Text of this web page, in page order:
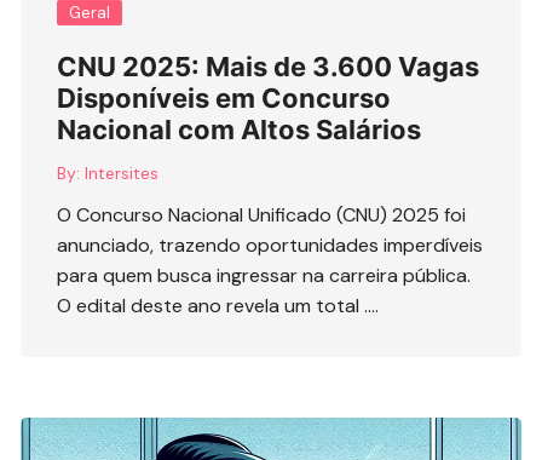
Geral
CNU 2025: Mais de 3.600 Vagas
Disponíveis em Concurso
Nacional com Altos Salários
By: Intersites
O Concurso Nacional Unificado (CNU) 2025 foi
anunciado, trazendo oportunidades imperdíveis
para quem busca ingressar na carreira pública.
O edital deste ano revela um total ….